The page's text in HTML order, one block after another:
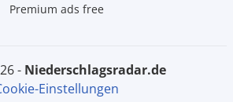
Premium ads free
-
niederschlagsradar.de
Einstellungen